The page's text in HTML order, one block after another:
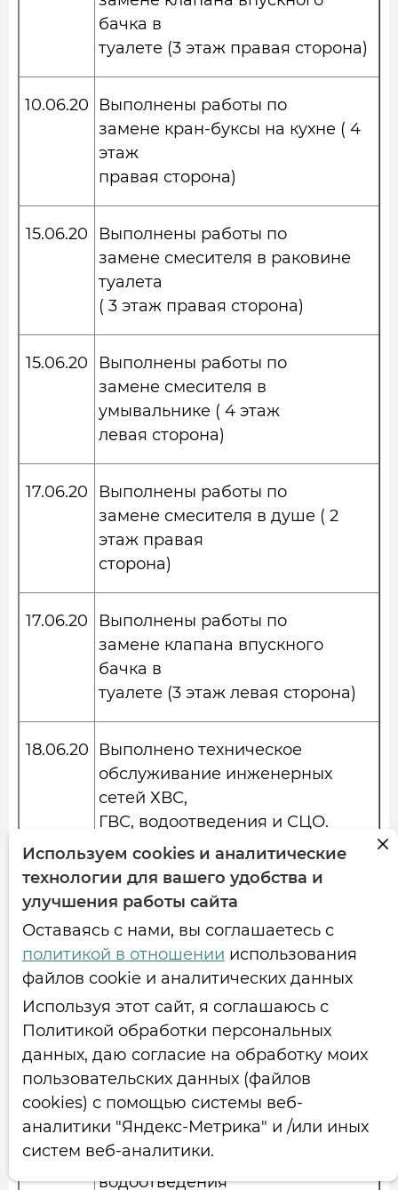
бачка в
туалете (3 этаж правая сторона)
10.06.20
Выполнены работы по
замене кран-буксы на кухне ( 4
этаж
правая сторона)
15.06.20
Выполнены работы по
замене смесителя в раковине
туалета
( 3 этаж правая сторона)
15.06.20
Выполнены работы по
замене смесителя в
умывальнике ( 4 этаж
левая сторона)
17.06.20
Выполнены работы по
замене смесителя в душе ( 2
этаж правая
сторона)
17.06.20
Выполнены работы по
замене клапана впускного
бачка в
туалете (3 этаж левая сторона)
18.06.20
Выполнено техническое
обслуживание инженерных
сетей ХВС,
ГВС, водоотведения и СЦО.
Произведена
проверка ЗРА. Все находится в
рабочем
целостность
пломб на общедомовых
приборах учета
тепловой энергии,
водопотребления и
дроссельных устройствах,
пломбы в
наличии, повреждений не
имеют. Выполнен
обход систем ХВС, ГВС,
водоотведения
Используем cookies и аналитические
технологии для вашего удобства и
улучшения работы сайта
Оставаясь с нами, вы соглашаетесь с
политикой в отношении использования
файлов cookie и аналитических данных
Используя этот сайт, я соглашаюсь с
Политикой обработки персональных
данных, даю согласие на обработку моих
пользовательских данных (файлов
cookies) с помощью системы веб-
аналитики "Яндекс-Метрика" и /или иных
систем веб-аналитики.